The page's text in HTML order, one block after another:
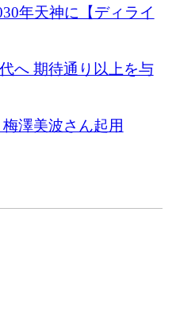
年天神に【ディライ
へ 期待通り以上を与
澤美波さん起用